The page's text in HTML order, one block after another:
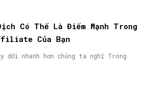
Có Thể Là Điểm Mạnh Trong
Của Bạn
nhanh hơn chúng ta nghĩ Trong